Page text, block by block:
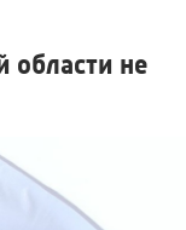
области не